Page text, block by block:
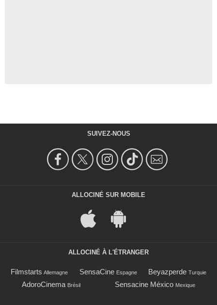
SUIVEZ-NOUS
ALLOCINÉ SUR MOBILE
ALLOCINÉ À L'ÉTRANGER
Filmstarts Allemagne SensaCine Espagne Beyazperde Turquie
AdoroCinema Brésil Sensacine México Mexique